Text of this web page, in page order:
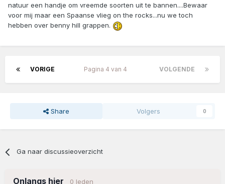
natuur een handje om vreemde soorten uit te bannen....Bewaar
voor mij maar een Spaanse vlieg on the rocks...nu we toch
hebben over benny hill grappen.
VORIGE VOLGENDE
Pagina 4 van 4
Share Volgers 0
Ga naar discussieoverzicht
Onlangs hier 0 leden